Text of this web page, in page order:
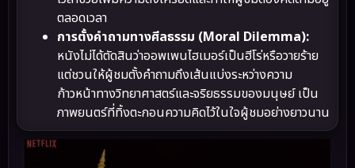
ตลอดเวลา
การตั้งคำถามทางศีลธรรม (Moral Dilemma):
หนังไม่ได้ตัดสินว่าออพเพนไฮเมอร์เป็นฮีโร่หรือวายร้าย
แต่ชวนให้ผู้ชมตั้งคำถามถึงเส้นแบ่งระหว่างความ
ก้าวหน้าทางวิทยาศาสตร์และจริยธรรมของมนุษย์ เป็น
ภาพยนตร์ที่ทิ้งตะกอนความคิดไว้ในใจผู้ชมอย่างยาวนาน